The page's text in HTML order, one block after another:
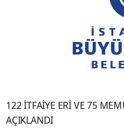
122 İTFAİYE ERİ VE 75
AÇIKLANDI